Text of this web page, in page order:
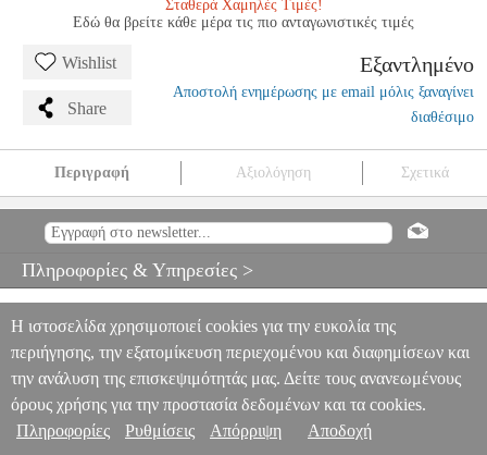
Σταθερά Χαμηλές Τιμές!
Εδώ θα βρείτε κάθε μέρα τις πιο ανταγωνιστικές τιμές
Wishlist
Share
Εξαντλημένο
Αποστολή ενημέρωσης με email μόλις ξαναγίνει
διαθέσιμο
Περιγραφή Αξιολόγηση Σχετικά
MSC.606422 MSC.606422 EDITION PETERS
EDITION PETERS
BLUMENSTUCK OP.19 / ΕΚΔΟΣΕΙΣ PETERS
Πληροφορίες & Υπηρεσίες >
Η ιστοσελίδα χρησιμοποιεί cookies για την ευκολία της
περιήγησης, την εξατομίκευση περιεχομένου και διαφημίσεων και
την ανάλυση της επισκεψιμότητάς μας. Δείτε τους ανανεωμένους
όρους χρήσης για την προστασία δεδομένων και τα cookies.
Πληροφορίες
Ρυθμίσεις Απόρριψη Αποδοχή